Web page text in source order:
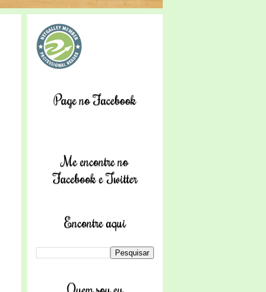
Page no Facebook
Me encontre no
Facebook e Twitter
Encontre aqui